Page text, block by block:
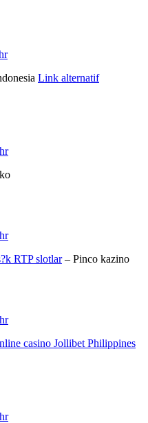
Link alternatif
RTP slotlar– Pinco kazino
casino Jollibet Philippines